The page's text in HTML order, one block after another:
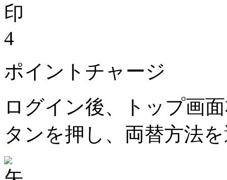
4
ポイントチャージ
ログイン後、トップ画
タンを押し、両替方法